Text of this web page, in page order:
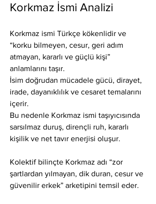
Korkmaz İsmi Analizi
Korkmaz ismi Türkçe kökenlidir ve
“korku bilmeyen, cesur, geri adım
atmayan, kararlı ve güçlü kişi”
anlamlarını taşır.
İsim doğrudan mücadele gücü, dirayet,
irade, dayanıklılık ve cesaret temalarını
içerir.
Bu nedenle Korkmaz ismi taşıyıcısında
sarsılmaz duruş, dirençli ruh, kararlı
kişilik ve net tavır enerjisi oluşur.
Kolektif bilinçte Korkmaz adı “zor
şartlardan yılmayan, dik duran, cesur ve
güvenilir erkek” arketipini temsil eder.